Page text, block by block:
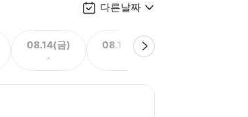
다른날짜
08.14(금)
-
08.15(토)